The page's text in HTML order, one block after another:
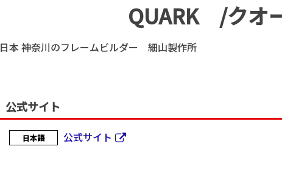
QUARK /クオ
日本 神奈川のフレームビルダー 細山製作所
公式サイト
日本語 公式サイト